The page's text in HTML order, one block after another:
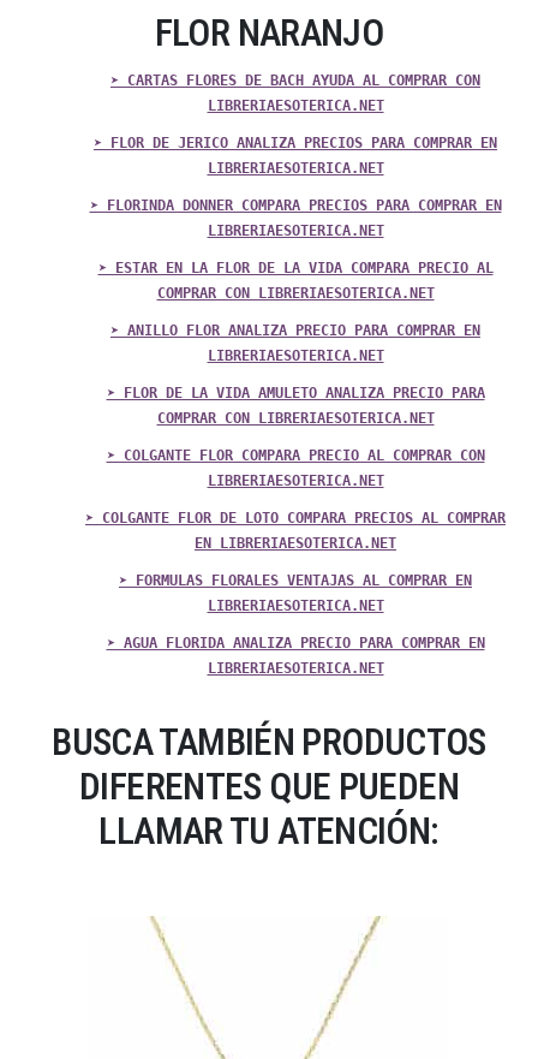
FLOR NARANJO
➤ CARTAS FLORES DE BACH AYUDA AL COMPRAR CON
LIBRERIAESOTERICA.NET
➤ FLOR DE JERICO ANALIZA PRECIOS PARA COMPRAR EN
LIBRERIAESOTERICA.NET
➤ FLORINDA DONNER COMPARA PRECIOS PARA COMPRAR EN
LIBRERIAESOTERICA.NET
➤ ESTAR EN LA FLOR DE LA VIDA COMPARA PRECIO AL
COMPRAR CON LIBRERIAESOTERICA.NET
➤ ANILLO FLOR ANALIZA PRECIO PARA COMPRAR EN
LIBRERIAESOTERICA.NET
➤ FLOR DE LA VIDA AMULETO ANALIZA PRECIO PARA
COMPRAR CON LIBRERIAESOTERICA.NET
➤ COLGANTE FLOR COMPARA PRECIO AL COMPRAR CON
LIBRERIAESOTERICA.NET
➤ COLGANTE FLOR DE LOTO COMPARA PRECIOS AL COMPRAR
EN LIBRERIAESOTERICA.NET
➤ FORMULAS FLORALES VENTAJAS AL COMPRAR EN
LIBRERIAESOTERICA.NET
➤ AGUA FLORIDA ANALIZA PRECIO PARA COMPRAR EN
LIBRERIAESOTERICA.NET
BUSCA TAMBIÉN PRODUCTOS
DIFERENTES QUE PUEDEN
LLAMAR TU ATENCIÓN: